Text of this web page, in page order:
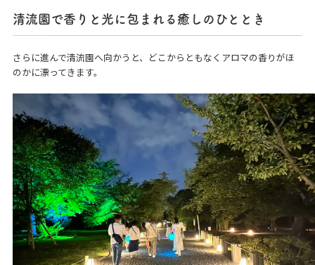
清流園で香りと光に包まれる癒しのひととき
さらに進んで清流園へ向かうと、どこからともなくアロマの香りがほ
のかに漂ってきます。